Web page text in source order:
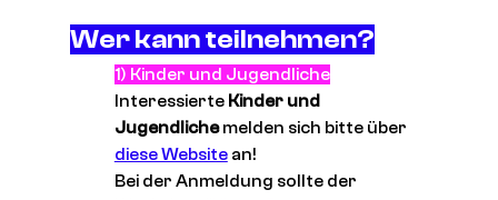
Wer kann teilnehmen?
1) Kinder und Jugendliche
Interessierte Kinder und
Jugendliche melden sich bitte über
diese Website an!
Bei der Anmeldung sollte der